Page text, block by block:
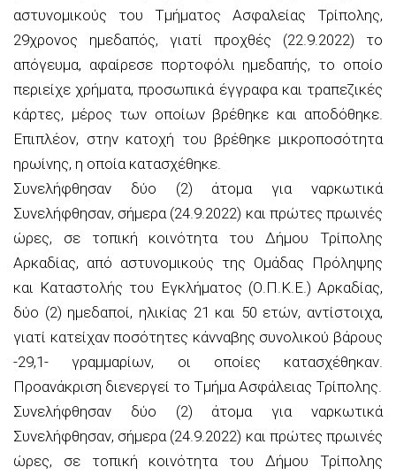
αστυνομικούς του Τμήματος Ασφαλείας Τρίπολης,
29χρονος ημεδαπός, γιατί προχθές (22.9.2022) το
απόγευμα, αφαίρεσε πορτοφόλι ημεδαπής, το οποίο
περιείχε χρήματα, προσωπικά έγγραφα και τραπεζικές
κάρτες, μέρος των οποίων βρέθηκε και αποδόθηκε.
Επιπλέον, στην κατοχή του βρέθηκε μικροποσότητα
ηρωίνης, η οποία κατασχέθηκε.
Συνελήφθησαν δύο (2) άτομα για ναρκωτικά
Συνελήφθησαν, σήμερα (24.9.2022) και πρώτες πρωινές
ώρες, σε τοπική κοινότητα του Δήμου Τρίπολης
Αρκαδίας, από αστυνομικούς της Ομάδας Πρόληψης
και Καταστολής του Εγκλήματος (Ο.Π.Κ.Ε.) Αρκαδίας,
δύο (2) ημεδαποί, ηλικίας 21 και 50 ετών, αντίστοιχα,
γιατί κατείχαν ποσότητες κάνναβης συνολικού βάρους
-29,1- γραμμαρίων, οι οποίες κατασχέθηκαν.
Προανάκριση διενεργεί το Τμήμα Ασφάλειας Τρίπολης.
Συνελήφθησαν δύο (2) άτομα για ναρκωτικά
Συνελήφθησαν, σήμερα (24.9.2022) και πρώτες πρωινές
ώρες, σε τοπική κοινότητα του Δήμου Τρίπολης